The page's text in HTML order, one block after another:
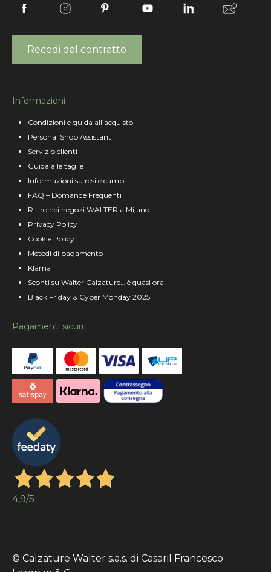
Recedi dal contratto
Informazioni
Condizioni e guida all’acquisto
Personal Shop Assistant
Servizio clienti
Guida alle taglie
Informazioni su resi e cambi
FAQ – Domande Frequenti
Ritiro nei negozi WALTER a Milano
Privacy Policy
Cookie Policy
Metodi di pagamento
Klarna
Sconti su Walter Calzature… è quasi ora!
Black Friday & Cyber Monday 2025
Pagamenti sicuri
4,9/5
© Calzature Walter s.a.s. di Casaril Francesco